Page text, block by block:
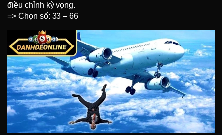
điều chỉnh kỳ vọng.
=> Chọn số: 33 – 66